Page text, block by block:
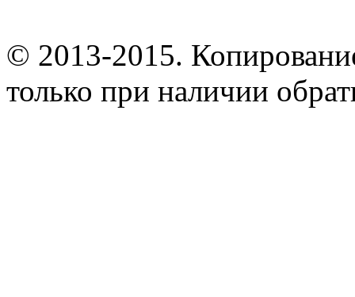
© 2013-2015.
только при наличии